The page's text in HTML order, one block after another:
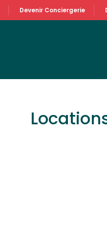
Devenir Conciergerie